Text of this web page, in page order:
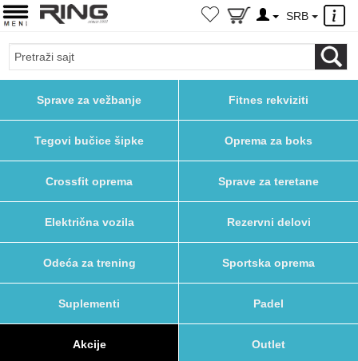
×
SRB
Sprave za vežbanje Fitnes rekviziti
Tegovi bučice šipke Oprema za boks
Crossfit oprema Sprave za teretane
Električna vozila Rezervni delovi
Odeća za trening Sportska oprema
Suplementi Padel
Akcije Outlet